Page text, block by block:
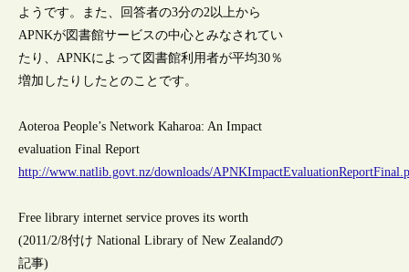
ようです。また、回答者の3分の2以上から
APNKが図書館サービスの中心とみなされてい
たり、APNKによって図書館利用者が平均30％
増加したりしたとのことです。
Aoteroa People’s Network Kaharoa: An Impact
evaluation Final Report
http://www.natlib.govt.nz/downloads/
Free library internet service proves its worth
(2011/2/8付け National Library of New Zealandの
記事)